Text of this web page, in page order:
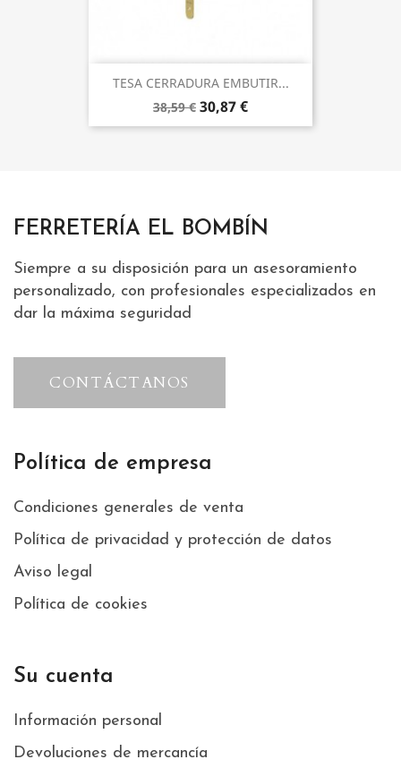
TESA CERRADURA EMBUTIR...
38,59 € 30,87 €
FERRETERÍA EL BOMBÍN
Siempre a su disposición para un asesoramiento
personalizado, con profesionales especializados en
dar la máxima seguridad
CONTÁCTANOS
Política de empresa
Condiciones generales de venta
Política de privacidad y protección de datos
Aviso legal
Política de cookies
Su cuenta
Información personal
Devoluciones de mercancía